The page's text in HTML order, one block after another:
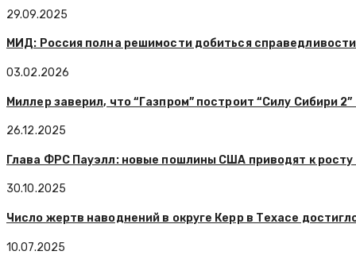
29.09.2025
МИД: Россия полна решимости добиться
03.02.2026
Миллер заверил, что “Газпром” построит “Силу Сибири
26.12.2025
Глава ФРС Пауэлл: новые пошлины США приводят к
30.10.2025
Число жертв наводнений в округе Керр в Техасе
10.07.2025